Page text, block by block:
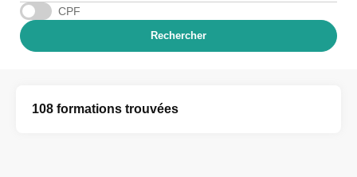
CPF
Rechercher
108 formations trouvées